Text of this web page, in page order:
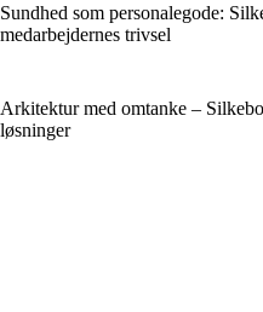
Sundhed som personalegode:
medarbejdernes trivsel
Arkitektur med omtanke –
løsninger